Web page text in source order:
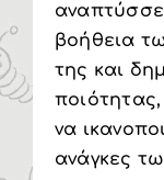
βοήθεια
της και
ποιότητας,
να
ανάγκες